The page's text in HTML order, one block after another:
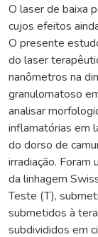
O laser de baixa
cujos efeitos
O presente
do laser
nanômetros na
granulomatoso
analisar
inflamatórias em
do dorso de
irradiação.
da linhagem
Teste (T),
submetidos à
subdivididos em